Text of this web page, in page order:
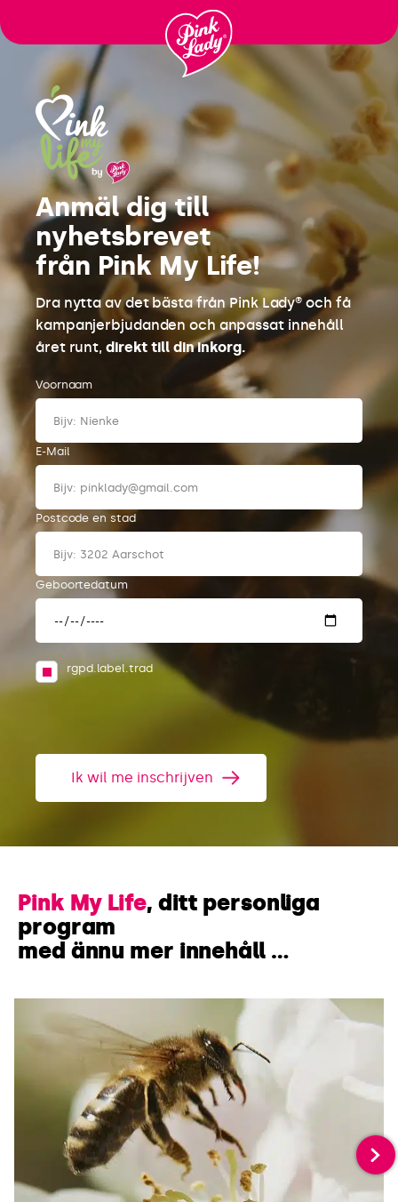
naar
inhoud
Anmäl dig till
nyhetsbrevet
från Pink My Life!
Dra nytta av det bästa från Pink Lady® och få
kampanjerbjudanden och anpassat innehåll
året runt, direkt till din inkorg.
E-Mail
rgpd.label.trad
Voornaam
Postcode en stad
Geboortedatum
Ik wil me inschrijven
Pink My Life, ditt personliga
program
med ännu mer innehåll …